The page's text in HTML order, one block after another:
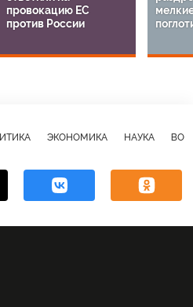
провокацию ЕС
против России
ЭКОНОМИКА НАУКА